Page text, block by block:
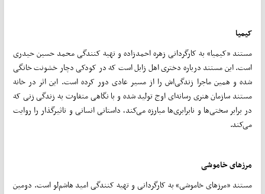
کیمیا
مستند «کیمیا» به کارگردانی زهره احمدزاده و تهیه کنندگی محمد حسین حیدری
است. این مستند درباره دختری اهل زابل است که در کودکی دچار خشونت خانگی
شده و همین ماجرا زندگی‌اش را از مسیر عادی دور کرده است. این اثر در خانه
مستند سازمان هنری رسانه‌ای اوج تولید شده و با نگاهی متفاوت به زندگی زنی که
در برابر سختی‌ها و نابرابری‌ها مبارزه می‌کند، داستانی انسانی و تاثیرگذار را روایت
می‌کند.
مرزهای خاموشی
مستند «مرزهای خاموشی» به کارگردانی و تهیه کنندگی امید هاشم‌لو است. دومین